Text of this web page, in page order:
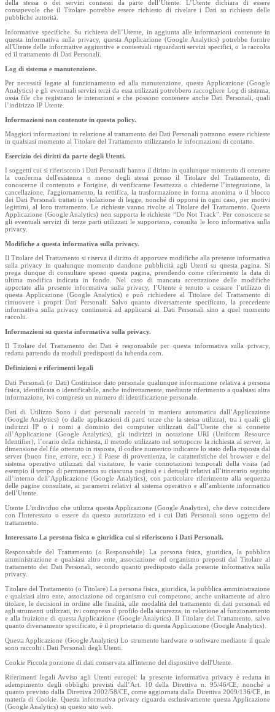
della stessa o dei servizi connessi da parte dell’Utente. L’Utente dichiara di essere
consapevole che il Titolare potrebbe essere richiesto di rivelare i Dati su richiesta delle
pubbliche autorità.
Informative specifiche. Su richiesta dell’Utente, in aggiunta alle informazioni contenute in
questa informativa sulla privacy, questa Applicazione (Google Analytics) potrebbe fornire
all'Utente delle informative aggiuntive e contestuali riguardanti servizi specifici, o la raccolta
ed il trattamento di Dati Personali.
Log di sistema e manutenzione.
Per necessità legate al funzionamento ed alla manutenzione, questa Applicazione (Google
Analytics) e gli eventuali servizi terzi da essa utilizzati potrebbero raccogliere Log di sistema,
ossia file che registrano le interazioni e che possono contenere anche Dati Personali, quali
l’indirizzo IP Utente.
Informazioni non contenute in questa policy.
Maggiori informazioni in relazione al trattamento dei Dati Personali potranno essere richieste
in qualsiasi momento al Titolare del Trattamento utilizzando le informazioni di contatto.
Esercizio dei diritti da parte degli Utenti.
I soggetti cui si riferiscono i Dati Personali hanno il diritto in qualunque momento di ottenere
la conferma dell'esistenza o meno degli stessi presso il Titolare del Trattamento, di
conoscerne il contenuto e l'origine, di verificarne l'esattezza o chiederne l’integrazione, la
cancellazione, l'aggiornamento, la rettifica, la trasformazione in forma anonima o il blocco
dei Dati Personali trattati in violazione di legge, nonché di opporsi in ogni caso, per motivi
legittimi, al loro trattamento. Le richieste vanno rivolte al Titolare del Trattamento. Questa
Applicazione (Google Analytics) non supporta le richieste “Do Not Track”. Per conoscere se
gli eventuali servizi di terze parti utilizzati le supportano, consulta le loro informativa sulla
privacy.
Modifiche a questa informativa sulla privacy.
Il Titolare del Trattamento si riserva il diritto di apportare modifiche alla presente informativa
sulla privacy in qualunque momento dandone pubblicità agli Utenti su questa pagina. Si
prega dunque di consultare spesso questa pagina, prendendo come riferimento la data di
ultima modifica indicata in fondo. Nel caso di mancata accettazione delle modifiche
apportate alla presente informativa sulla privacy, l’Utente è tenuto a cessare l’utilizzo di
questa Applicazione (Google Analytics) e può richiedere al Titolare del Trattamento di
rimuovere i propri Dati Personali. Salvo quanto diversamente specificato, la precedente
informativa sulla privacy continuerà ad applicarsi ai Dati Personali sino a quel momento
raccolti.
Informazioni su questa informativa sulla privacy.
Il Titolare del Trattamento dei Dati è responsabile per questa informativa sulla privacy,
redatta partendo da moduli predisposti da iubenda.com.
Definizioni e riferimenti legali
Dati Personali (o Dati) Costituisce dato personale qualunque informazione relativa a persona
fisica, identificata o identificabile, anche indirettamente, mediante riferimento a qualsiasi altra
informazione, ivi compreso un numero di identificazione personale.
Dati di Utilizzo Sono i dati personali raccolti in maniera automatica dall’Applicazione
(Google Analytics) (o dalle applicazioni di parti terze che la stessa utilizza), tra i quali: gli
indirizzi IP o i nomi a dominio dei computer utilizzati dall’Utente che si connette
all’Applicazione (Google Analytics), gli indirizzi in notazione URI (Uniform Resource
Identifier), l’orario della richiesta, il metodo utilizzato nel sottoporre la richiesta al server, la
dimensione del file ottenuto in risposta, il codice numerico indicante lo stato della risposta dal
server (buon fine, errore, ecc.) il Paese di provenienza, le caratteristiche del browser e del
sistema operativo utilizzati dal visitatore, le varie connotazioni temporali della visita (ad
esempio il tempo di permanenza su ciascuna pagina) e i dettagli relativi all’itinerario seguito
all’interno dell’Applicazione (Google Analytics), con particolare riferimento alla sequenza
delle pagine consultate, ai parametri relativi al sistema operativo e all’ambiente informatico
dell’Utente.
Utente L'individuo che utilizza questa Applicazione (Google Analytics), che deve coincidere
con l'Interessato o essere da questo autorizzato ed i cui Dati Personali sono oggetto del
trattamento.
Interessato La persona fisica o giuridica cui si riferiscono i Dati Personali.
Responsabile del Trattamento (o Responsabile) La persona fisica, giuridica, la pubblica
amministrazione e qualsiasi altro ente, associazione od organismo preposti dal Titolare al
trattamento dei Dati Personali, secondo quanto predisposto dalla presente informativa sulla
privacy.
Titolare del Trattamento (o Titolare) La persona fisica, giuridica, la pubblica amministrazione
e qualsiasi altro ente, associazione od organismo cui competono, anche unitamente ad altro
titolare, le decisioni in ordine alle finalità, alle modalità del trattamento di dati personali ed
agli strumenti utilizzati, ivi compreso il profilo della sicurezza, in relazione al funzionamento
e alla fruizione di questa Applicazione (Google Analytics). Il Titolare del Trattamento, salvo
quanto diversamente specificato, è il proprietario di questa Applicazione (Google Analytics).
Questa Applicazione (Google Analytics) Lo strumento hardware o software mediante il quale
sono raccolti i Dati Personali degli Utenti.
Cookie Piccola porzione di dati conservata all'interno del dispositivo dell'Utente.
Riferimenti legali Avviso agli Utenti europei: la presente informativa privacy è redatta in
adempimento degli obblighi previsti dall’Art. 10 della Direttiva n. 95/46/CE, nonché a
quanto previsto dalla Direttiva 2002/58/CE, come aggiornata dalla Direttiva 2009/136/CE, in
materia di Cookie. Questa informativa privacy riguarda esclusivamente questa Applicazione
(Google Analytics) su questo sito web.